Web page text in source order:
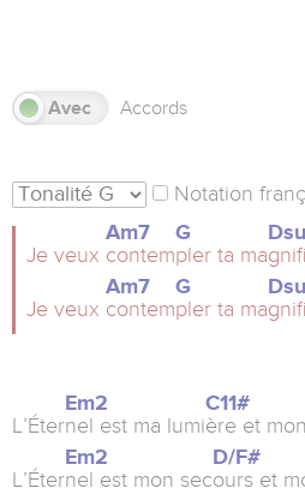
Avec Accords
Notation
Am7
G
Je veux contempler ta ma
Am7
G
Je veux contempler ta ma
Em2 C11#
L’Éternel est ma lumière et
Em2
D/F#
L’Éternel est mon secours et